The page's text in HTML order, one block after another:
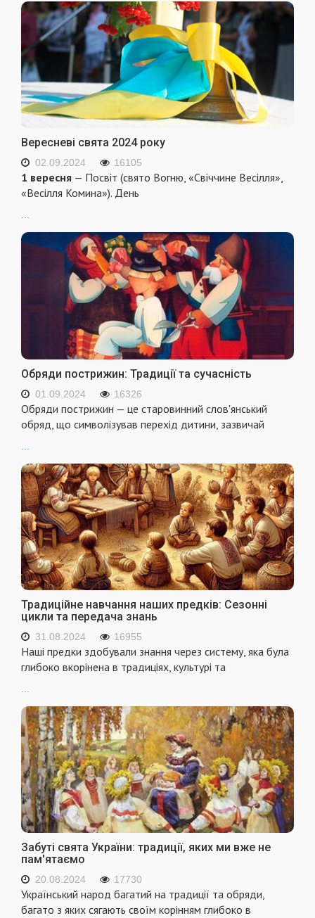
Вересневі свята 2024 року
02.09.2024 16105
1 вересня — Посвіт (свято Вогню, «Свіччине Весілля»,
«Весілля Комина»). День
...
Обряди пострижин: Традиції та сучасність
01.09.2024 16326
Обряди пострижин — це старовинний слов'янський
обряд, що символізував перехід дитини, зазвичай
Традиційне навчання наших предків: Сезонні
цикли та передача знань
31.08.2024 16955
Наші предки здобували знання через систему, яка була
глибоко вкорінена в традиціях, культурі та
Забуті свята України: традиції, яких ми вже не
пам'ятаємо
20.08.2024 17730
Український народ багатий на традиції та обряди,
багато з яких сягають своїм корінням глибоко в